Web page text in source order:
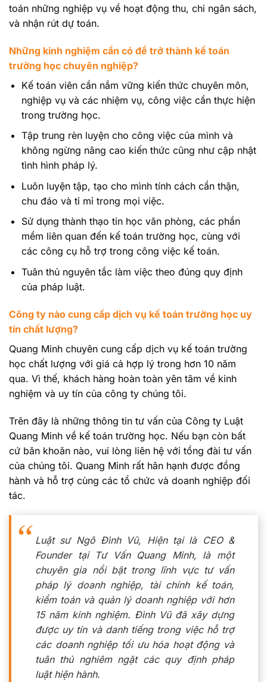
toán những nghiệp vụ về hoạt động thu, chi ngân sách,
và nhận rút dự toán.
Những kinh nghiệm cần có để trở thành kế toán
trường học chuyên nghiệp?
Kế toán viên cần nắm vững kiến thức chuyên môn,
nghiệp vụ và các nhiệm vụ, công việc cần thực hiện
trong trường học.
Tập trung rèn luyện cho công việc của mình và
không ngừng nâng cao kiến thức cũng như cập nhật
tình hình pháp lý.
Luôn luyện tập, tạo cho mình tính cách cẩn thận,
chu đáo và tỉ mỉ trong mọi việc.
Sử dụng thành thạo tin học văn phòng, các phần
mềm liên quan đến kế toán trường học, cùng với
các công cụ hỗ trợ trong công việc kế toán.
Tuân thủ nguyên tắc làm việc theo đúng quy định
của pháp luật.
Công ty nào cung cấp dịch vụ kế toán trường học uy
tín chất lượng?
Quang Minh chuyên cung cấp dịch vụ kế toán trường
học chất lượng với giá cả hợp lý trong hơn 10 năm
qua. Vì thế, khách hàng hoàn toàn yên tâm về kinh
nghiệm và uy tín của công ty chúng tôi.
Trên đây là những thông tin tư vấn của Công ty Luật
Quang Minh về kế toán trường học. Nếu bạn còn bất
cứ băn khoăn nào, vui lòng liên hệ với tổng đài tư vấn
của chúng tôi. Quang Minh rất hân hạnh được đồng
hành và hỗ trợ cùng các tổ chức và doanh nghiệp đối
tác.
Luật sư Ngô Đình Vũ, Hiện tại là CEO &
Founder tại Tư Vấn Quang Minh, là một
chuyên gia nổi bật trong lĩnh vực tư vấn
pháp lý doanh nghiệp, tài chính kế toán,
kiểm toán và quản lý doanh nghiệp với hơn
15 năm kinh nghiệm. Đình Vũ đã xây dựng
được uy tín và danh tiếng trong việc hỗ trợ
các doanh nghiệp tối ưu hóa hoạt động và
tuân thủ nghiêm ngặt các quy định pháp
luật hiện hành.